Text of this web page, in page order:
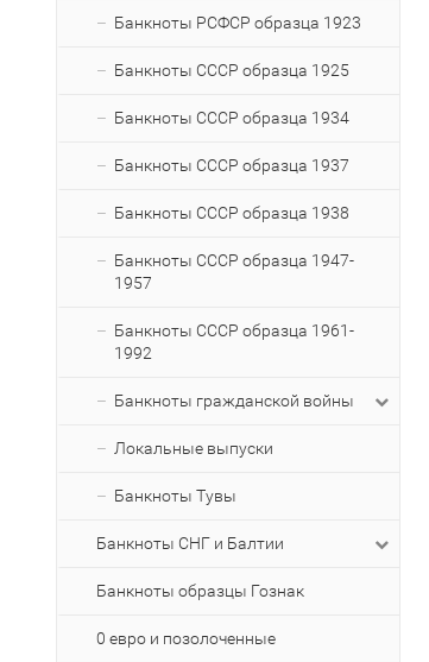
Банкноты РСФСР образца 1923
Банкноты СССР образца 1925
Банкноты СССР образца 1934
Банкноты СССР образца 1937
Банкноты СССР образца 1938
Банкноты СССР образца 1947-
1957
Банкноты СССР образца 1961-
1992
Банкноты гражданской войны
Локальные выпуски
Банкноты Тувы
Банкноты СНГ и Балтии
Банкноты образцы Гознак
0 евро и позолоченные